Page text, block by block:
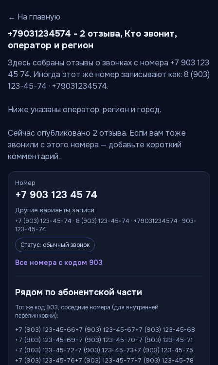
← На главную
+79031234574 - 2 отзыва, Кто звонит,
оператор и регион
Здесь собраны отзывы о звонках с номера +7 903 123
45 74. Иногда этот же номер записывают как: 8 (903)
123-45-74 · +79031234574.
Ниже указаны оператор, регион и город.
Сейчас опубликовано 2 отзыва. Если вам тоже
звонили с этого номера — добавьте короткий
комментарий.
Номер
+7 903 123 45 74
Другие варианты записи
+7 (903) 123-45-74 · 8 (903) 123-45-74 · +79031234574 · 903-
123-45-74
Статус: обычный звонок
Все номера с кодом 903
Рядом по абонентской части
Тот же код 903, соседние номера (для внутренней
перелинковки):
+7 (903) 123-45-66+7 (903) 123-45-67+7 (903) 123-45-68
+7 (903) 123-45-69+7 (903) 123-45-70+7 (903) 123-45-71
+7 (903) 123-45-72+7 (903) 123-45-73+7 (903) 123-45-75
+7 (903) 123-45-76+7 (903) 123-45-77+7 (903) 123-45-78